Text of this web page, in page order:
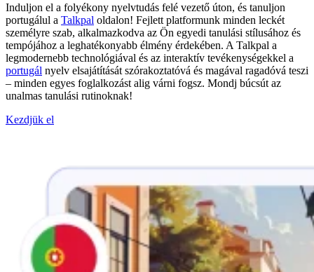
Induljon el a folyékony nyelvtudás felé vezető úton, és tanuljon
portugálul a Talkpal oldalon! Fejlett platformunk minden leckét
személyre szab, alkalmazkodva az Ön egyedi tanulási stílusához és
tempójához a leghatékonyabb élmény érdekében. A Talkpal a
legmodernebb technológiával és az interaktív tevékenységekkel a
portugál nyelv elsajátítását szórakoztatóvá és magával ragadóvá teszi
– minden egyes foglalkozást alig várni fogsz. Mondj búcsút az
unalmas tanulási rutinoknak!
Kezdjük el